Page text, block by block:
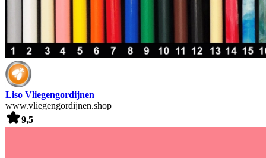
Liso Vliegengordijnen
www.vliegengordijnen.shop
9,5